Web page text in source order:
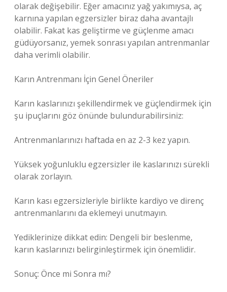
olarak değişebilir. Eğer amacınız yağ yakımıysa, aç
karnına yapılan egzersizler biraz daha avantajlı
olabilir. Fakat kas geliştirme ve güçlenme amacı
güdüyorsanız, yemek sonrası yapılan antrenmanlar
daha verimli olabilir.
Karın Antrenmanı İçin Genel Öneriler
Karın kaslarınızı şekillendirmek ve güçlendirmek için
şu ipuçlarını göz önünde bulundurabilirsiniz:
Antrenmanlarınızı haftada en az 2-3 kez yapın.
Yüksek yoğunluklu egzersizler ile kaslarınızı sürekli
olarak zorlayın.
Karın kası egzersizleriyle birlikte kardiyo ve direnç
antrenmanlarını da eklemeyi unutmayın.
Yediklerinize dikkat edin: Dengeli bir beslenme,
karın kaslarınızı belirginleştirmek için önemlidir.
Sonuç: Önce mi Sonra mı?